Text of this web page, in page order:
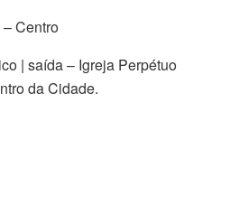
Centro
| saída – Igreja Perpétuo
da Cidade.